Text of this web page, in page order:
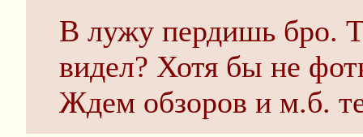
В лужу пердишь бро.
видел? Хотя бы не
Ждем обзоров и м.б.